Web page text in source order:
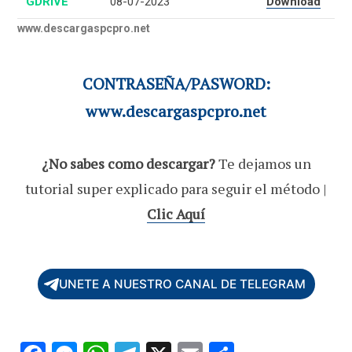
www.descargaspcpro.net
CONTRASEÑA/PASWORD:
www.descargaspcpro.net
¿No sabes como descargar?Te dejamos un
tutorial super explicado para seguir el método |
Clic Aquí
UNETE A NUESTRO CANAL DE TELEGRAM